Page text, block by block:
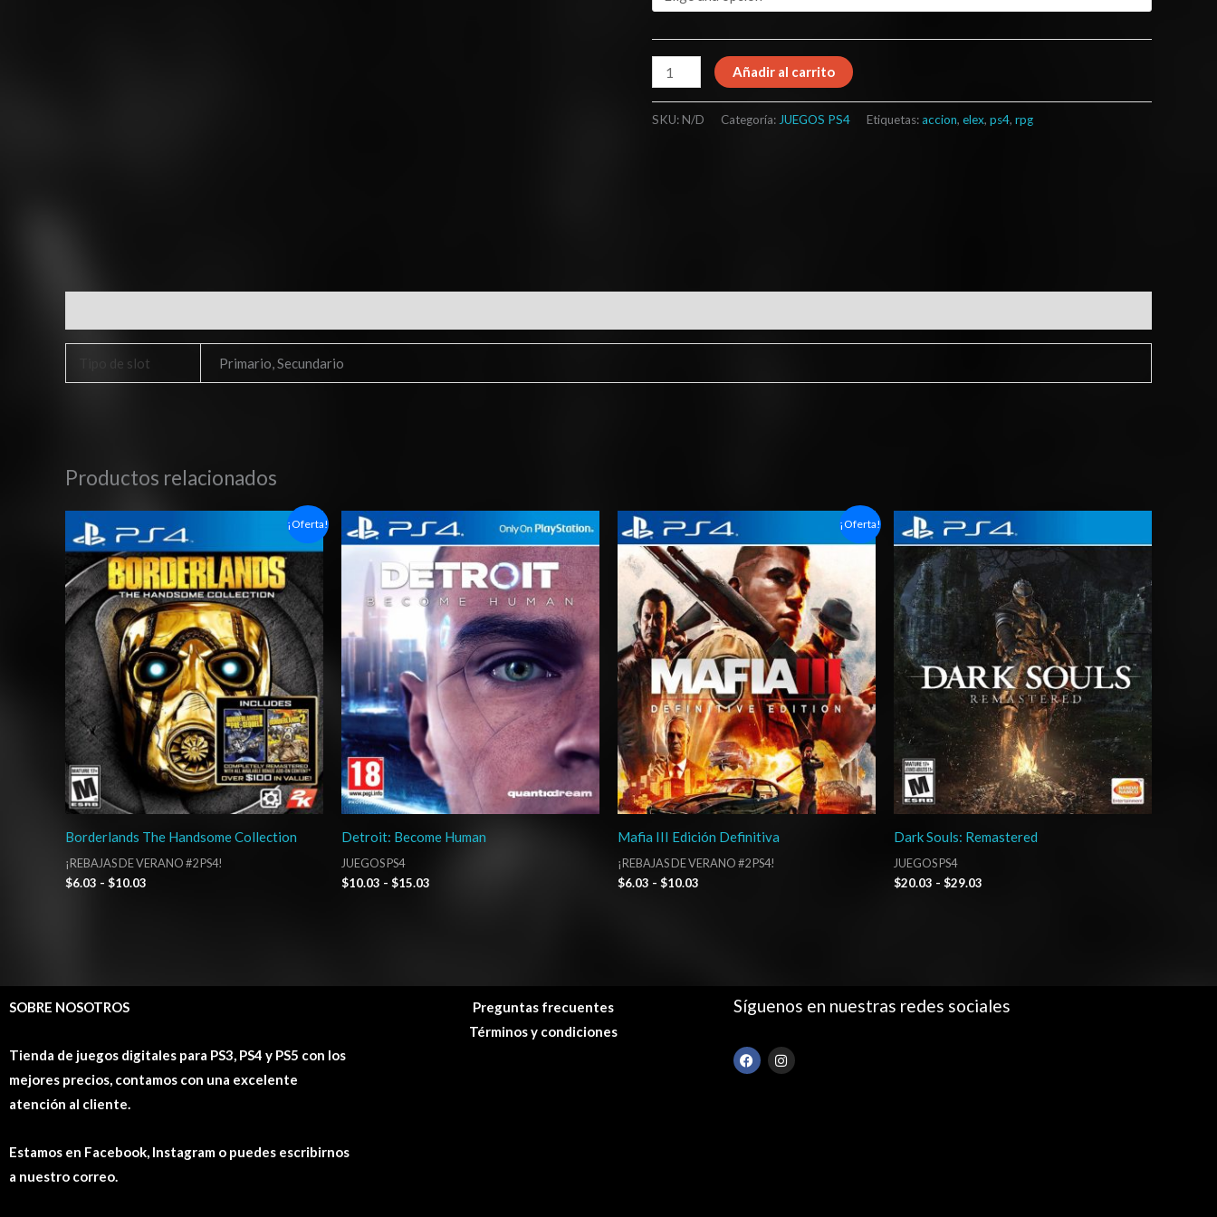
Añadir al carrito
SKU:N/D Categoría: JUEGOS PS4 Etiquetas:accion, elex, ps4, rpg
Tipo de slot Primario, Secundario
Productos relacionados
¡Oferta!
Borderlands The Handsome Collection
¡REBAJAS DE VERANO #2 PS4!
$6.03 - $10.03
de
precios:
desde
$6.03
hasta
$10.03
Detroit: Become Human
JUEGOS PS4
$10.03 - $15.03
Rango
de
precios:
desde
$10.03
hasta
$15.03
¡Oferta!
Mafia III Edición Definitiva
¡REBAJAS DE VERANO #2 PS4!
$6.03 - $10.03
Rango
de
precios:
desde
$6.03
hasta
$10.03
Dark Souls: Remastered
JUEGOS PS4
$20.03 - $29.03
Rango
de
precios:
desde
$20.03
hasta
$29.03
SOBRE NOSOTROS
Tienda de juegos digitales para PS3, PS4 y PS5 con los
mejores precios, contamos con una excelente
atención al cliente.
Estamos en Facebook, Instagram o puedes escribirnos
a nuestro correo.
Preguntas frecuentes
Términos y condiciones
Síguenos en nuestras redes sociales
F
a
c
I
n
s